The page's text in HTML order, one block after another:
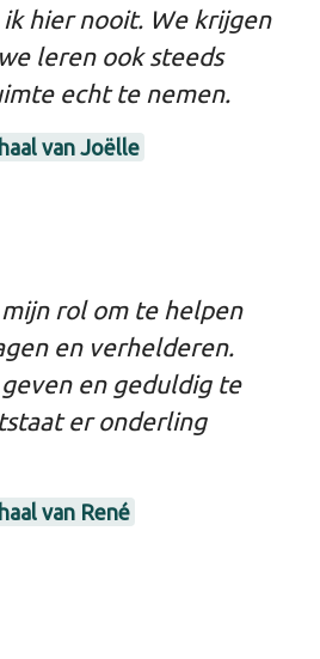
hier nooit. We krijgen
leren ook steeds
echt te nemen.
van Joëlle
rol om te helpen
en verhelderen.
en geduldig te
er onderling
van René